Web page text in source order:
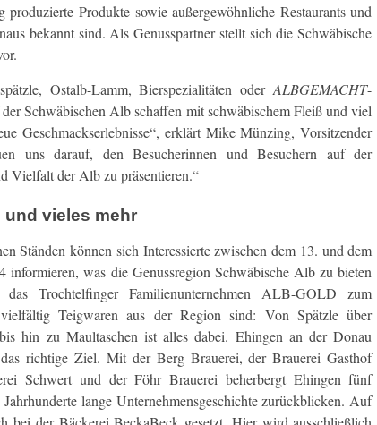
Produkte sowie außergewöhnliche Restaurants und
bekannt sind. Als Genusspartner stellt sich die Schwäbische
Ostalb-Lamm, Bierspezialitäten oderALBGEMACHT-
Schwäbischen Alb schaffen mit schwäbischem Fleiß und viel
Geschmackserlebnisse“, erklärt Mike Münzing, Vorsitzender
uns darauf, den Besucherinnen und Besuchern auf der
Vielfalt der Alb zu präsentieren.“
vieles mehr
Ständen können sich Interessierte zwischen dem 13. und dem
informieren, was die Genussregion Schwäbische Alb zu bieten
Trochtelfinger Familienunternehmen ALB-GOLD zum
Teigwaren aus der Region sind: Von Spätzle über
hin zu Maultaschen ist alles dabei. Ehingen an der Donau
richtige Ziel. Mit der Berg Brauerei, der Brauerei Gasthof
Schwert und der Föhr Brauerei beherbergt Ehingen fünf
lange Unternehmensgeschichte zurückblicken. Auf